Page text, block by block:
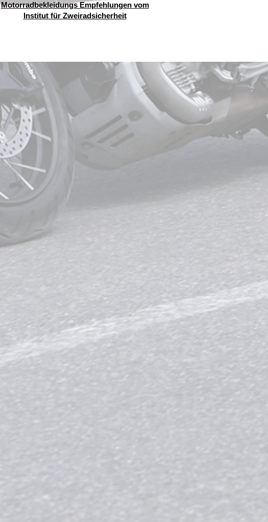
Motorradbekleidungs Empfehlungen vom
Institut für Zweiradsicherheit